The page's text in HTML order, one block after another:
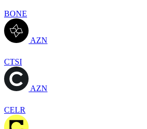
BONE
AZN
CTSI
AZN
CELR